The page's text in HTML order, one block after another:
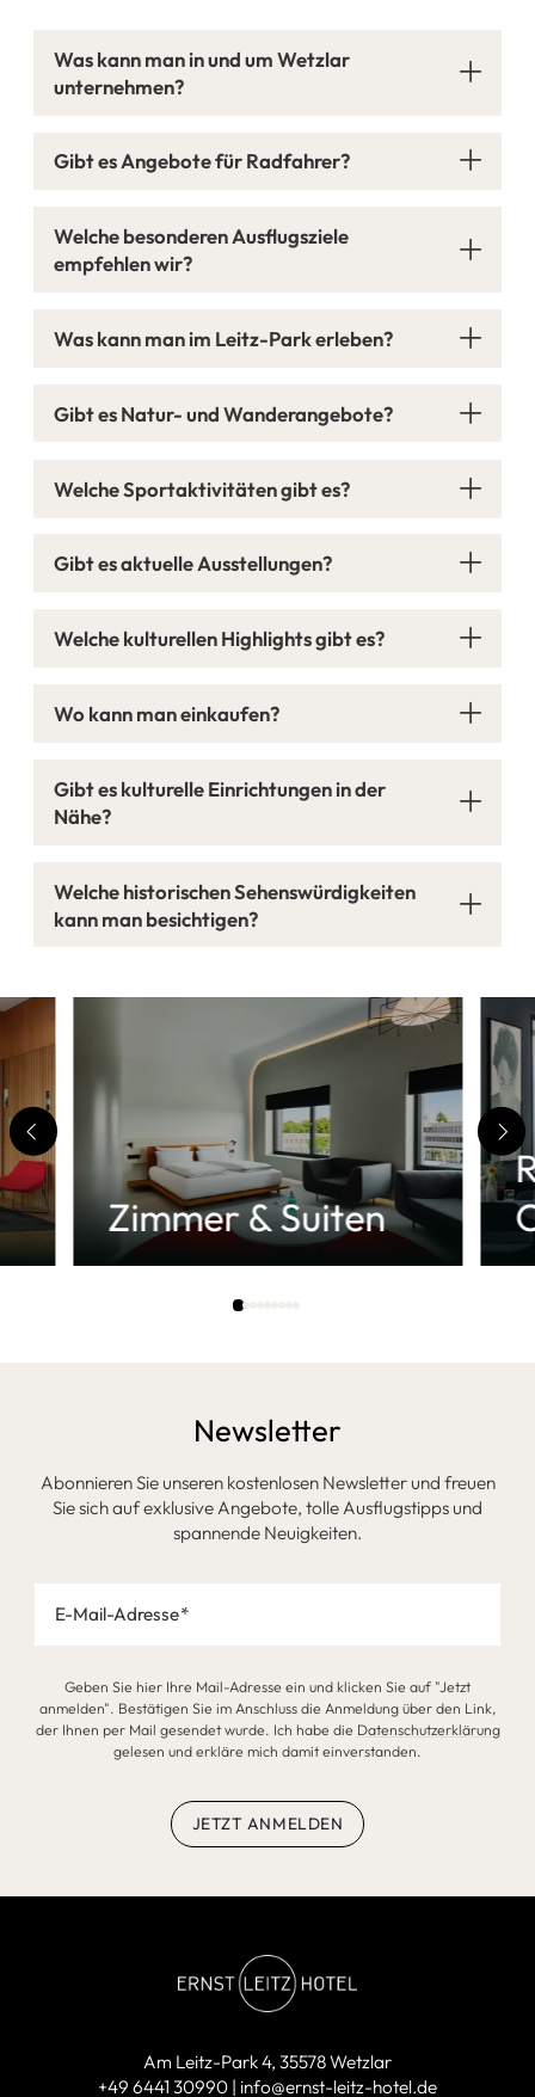
Was kann man in und um Wetzlar
unternehmen?
Gibt es Angebote für Radfahrer?
Welche besonderen Ausflugsziele
empfehlen wir?
Was kann man im Leitz-Park erleben?
Gibt es Natur- und Wanderangebote?
Welche Sportaktivitäten gibt es?
Gibt es aktuelle Ausstellungen?
Welche kulturellen Highlights gibt es?
Wo kann man einkaufen?
Gibt es kulturelle Einrichtungen in der
Nähe?
Welche historischen Sehenswürdigkeiten
kann man besichtigen?
Zimmer & Suiten
Newsletter
Abonnieren Sie unseren kostenlosen Newsletter und freuen
Sie sich auf exklusive Angebote, tolle Ausflugstipps und
spannende Neuigkeiten.
E-Mail-Adresse
Geben Sie hier Ihre Mail-Adresse ein und klicken Sie auf "Jetzt
anmelden". Bestätigen Sie im Anschluss die Anmeldung über den Link,
der Ihnen per Mail gesendet wurde. Ich habe die Datenschutzerklärung
gelesen und erkläre mich damit einverstanden.
JETZT ANMELDEN
Am Leitz-Park 4 35578 Wetzlar
+49 6441 30990 info@ernst-leitz-hotel.de